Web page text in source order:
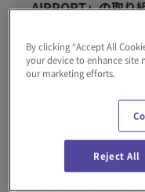
AIRPORT」の取り
#技術 #導入事例
By clicking “Accept All
your device to enhance site
our marketing efforts.
Reject All